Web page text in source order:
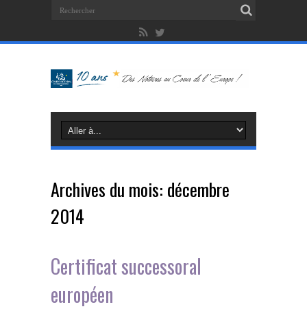
Archives du mois: décembre
2014
Certificat successoral
européen